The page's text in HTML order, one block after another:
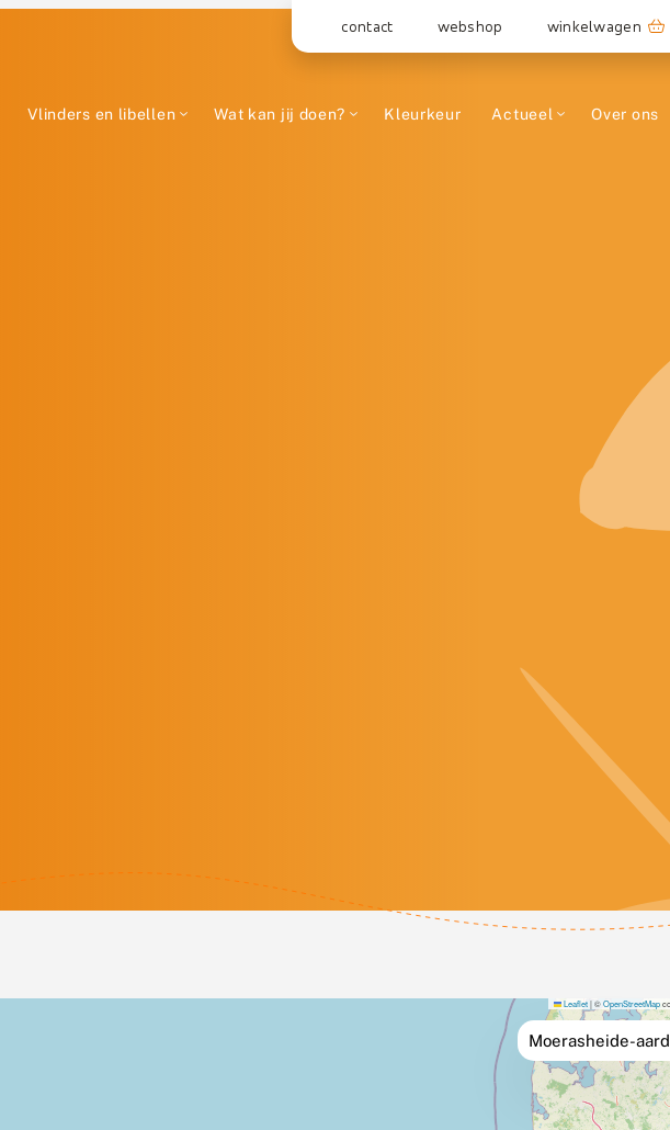
contact webshop winkelwagen
Vlinders en libellen Wat kan jij doen? Kleurkeur Actueel Over ons
Moerasheide-
Leaflet|©OpenStreetMap